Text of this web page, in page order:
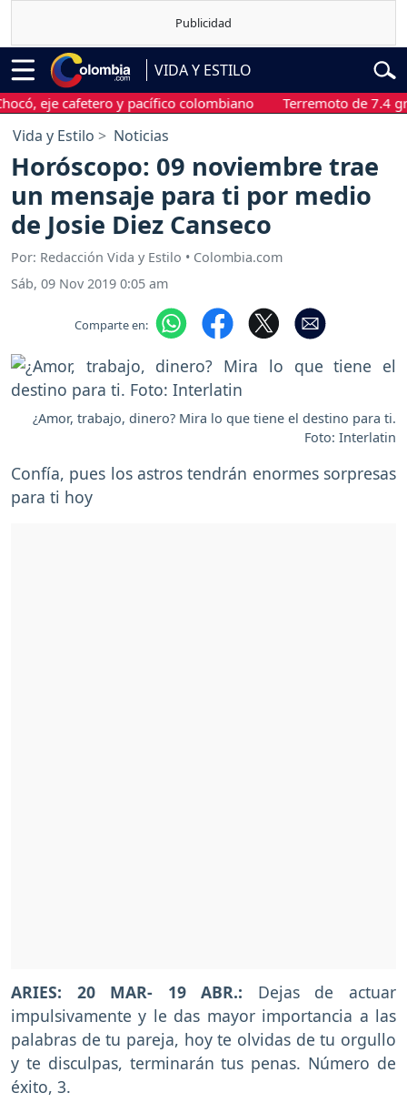
VIDA Y ESTILO
cafetero y pacífico colombiano Terremoto de 7.4 grados
Vida y Estilo Noticias
Horóscopo: 09 noviembre trae
un mensaje para ti por medio
de Josie Diez Canseco
Por: Redacción Vida y Estilo • Colombia.com
Sáb, 09 Nov 2019 0:05 am
Comparte en:
¿Amor, trabajo, dinero? Mira lo que tiene el destino para ti.
Foto: Interlatin
Confía, pues los astros tendrán enormes sorpresas
para ti hoy
ARIES: 20 MAR- 19 ABR.: Dejas de actuar
impulsivamente y le das mayor importancia a las
palabras de tu pareja, hoy te olvidas de tu orgullo
y te disculpas, terminarán tus penas. Número de
éxito, 3.